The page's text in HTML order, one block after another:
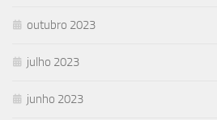
outubro 2023
julho 2023
junho 2023